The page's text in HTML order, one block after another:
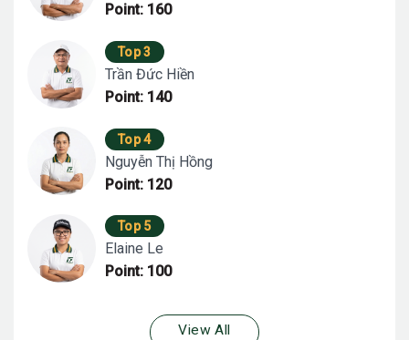
Point: 160
Top 3
Trần Đức Hiền
Point: 140
Top 4
Nguyễn Thị Hồng
Point: 120
Top 5
Elaine Le
Point: 100
View All